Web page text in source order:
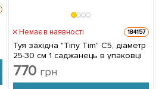
Немає в наявності 184157
Туя західна "Tiny Tim" С5, діаметр
25-30 см 1 саджанець в упаковці
770 грн